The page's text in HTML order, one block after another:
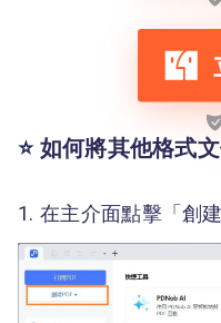
⭐ 如何將其他格式
在主介面點擊「創